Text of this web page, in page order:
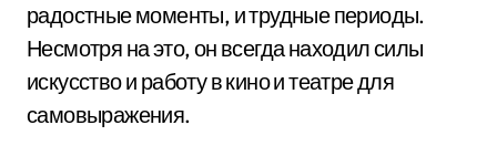
радостные моменты, и трудные периоды.
Несмотря на это, он всегда находил силы
искусство и работу в кино и театре для
самовыражения.